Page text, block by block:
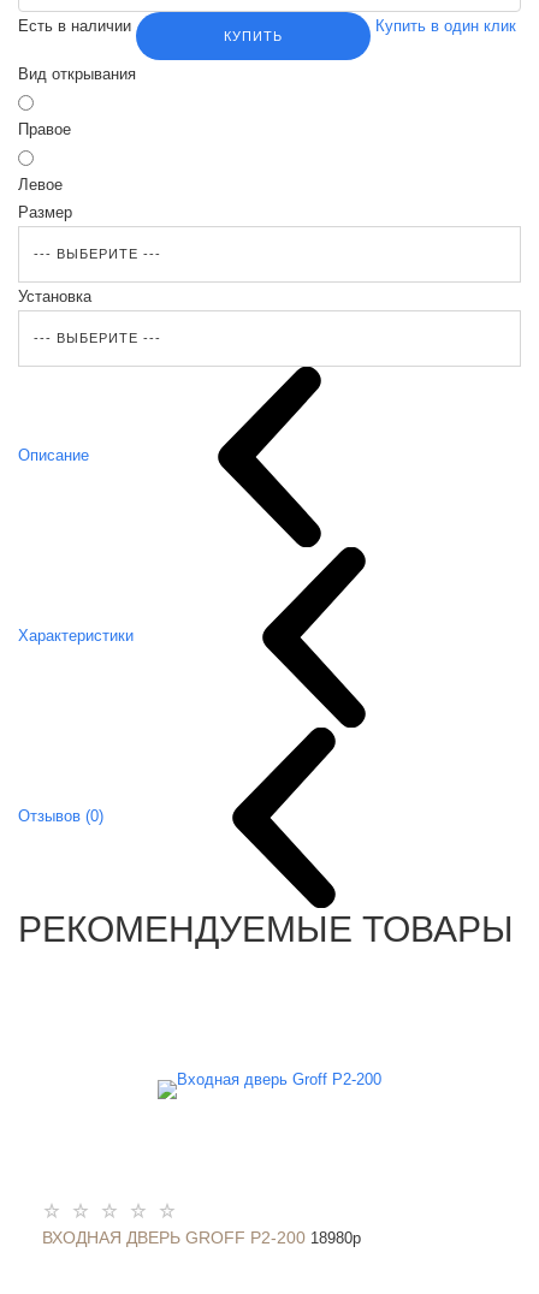
Есть в наличии
КУПИТЬ
Купить в один клик
Вид открывания
Правое
Левое
Размер
Установка
Описание
Характеристики
Отзывов (0)
РЕКОМЕНДУЕМЫЕ ТОВАРЫ
ВХОДНАЯ ДВЕРЬ GROFF P2-200 18980p